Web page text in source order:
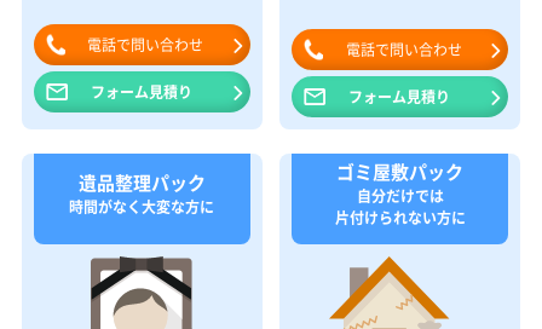
電話で問い合わせ
フォーム見積り
電話で問い合わせ
フォーム見積り
遺品整理パック
時間がなく大変な方に
ゴミ屋敷パック
自分だけでは
片付けられない方に